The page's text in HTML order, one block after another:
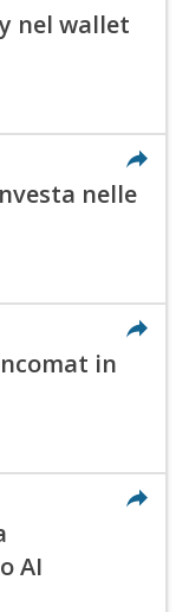
nel wallet
nelle
in
AI